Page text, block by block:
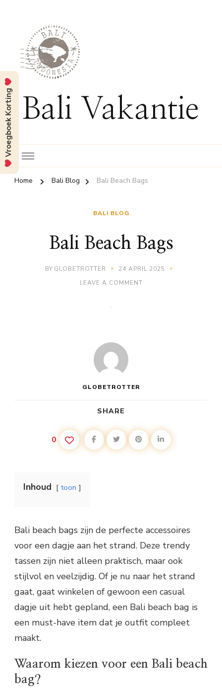
Bali Vakantie
Home Bali Blog Bali Beach Bags
BALI BLOG
Bali Beach Bags
BY GLOBETROTTER
24 APRIL 2025
LEAVE A COMMENTON
GLOBETROTTER
SHARE
0
Inhoud toon
Bali beach bags zijn de perfecte accessoires
voor een dagje aan het strand. Deze trendy
tassen zijn niet alleen praktisch, maar ook
stijlvol en veelzijdig. Of je nu naar het strand
gaat, gaat winkelen of gewoon een casual
dagje uit hebt gepland, een Bali beach bag is
een must-have item dat je outfit compleet
maakt.
Waarom kiezen voor een Bali beach
bag?
Vroegboek Korting